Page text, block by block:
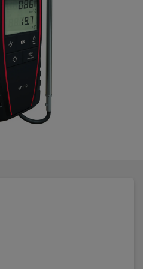
valg af kanaldimension eller valg
til kontrol af villaventilation.
og muligheden for
kan udføres nemt og hurtigt.
inkl. varmetrådsprobe,
og batteri.